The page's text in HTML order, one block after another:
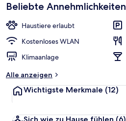
Beliebte Annehmlichkeiten
Haustiere erlaubt
Kostenloses WLAN
Klimaanlage
Alle anzeigen
Wichtigste Merkmale (12)